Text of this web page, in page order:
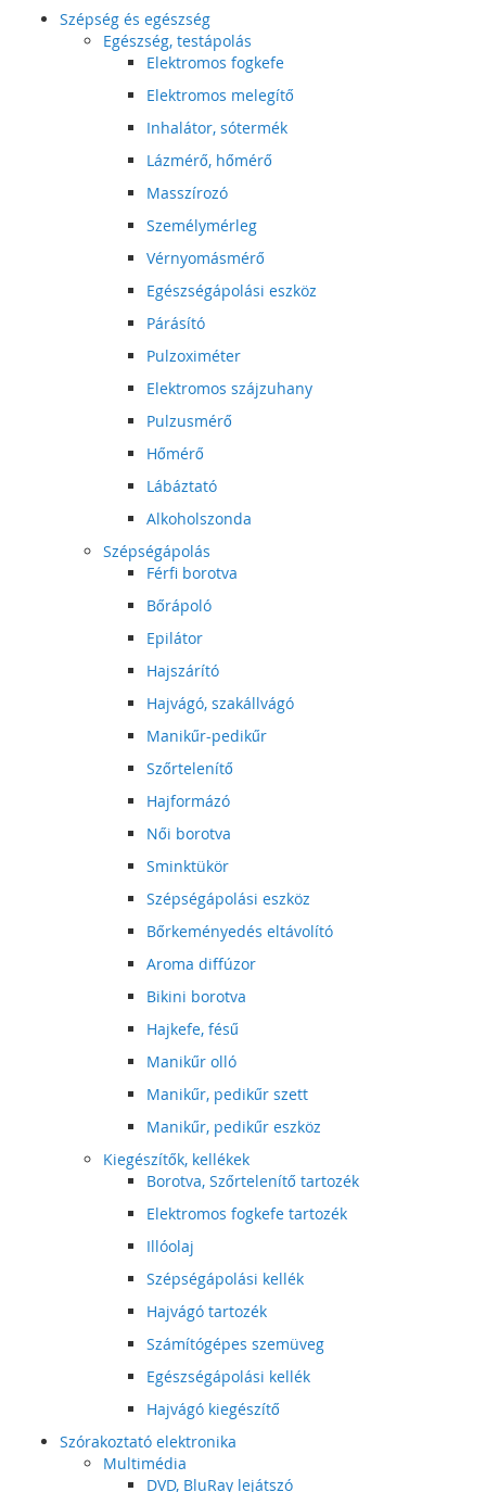
Szépség és egészség
Egészség, testápolás
Elektromos fogkefe
Elektromos melegítő
Inhalátor, sótermék
Lázmérő, hőmérő
Masszírozó
Személymérleg
Vérnyomásmérő
Egészségápolási eszköz
Párásító
Pulzoximéter
Elektromos szájzuhany
Pulzusmérő
Hőmérő
Lábáztató
Alkoholszonda
Szépségápolás
Férfi borotva
Bőrápoló
Epilátor
Hajszárító
Hajvágó, szakállvágó
Manikűr-pedikűr
Szőrtelenítő
Hajformázó
Női borotva
Sminktükör
Szépségápolási eszköz
Bőrkeményedés eltávolító
Aroma diffúzor
Bikini borotva
Hajkefe, fésű
Manikűr olló
Manikűr, pedikűr szett
Manikűr, pedikűr eszköz
Kiegészítők, kellékek
Borotva, Szőrtelenítő tartozék
Elektromos fogkefe tartozék
Illóolaj
Szépségápolási kellék
Hajvágó tartozék
Számítógépes szemüveg
Egészségápolási kellék
Hajvágó kiegészítő
Szórakoztató elektronika
Multimédia
DVD, BluRay lejátszó